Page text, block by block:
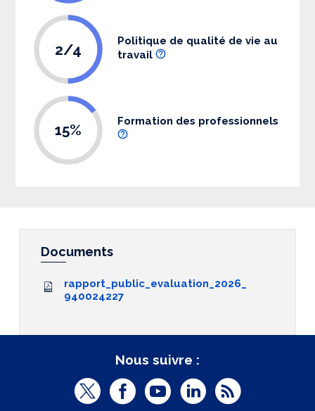
2/4
Politique de qualité de vie au
travail
15% Formation des professionnels
Documents
rapport_public_evaluation_2026_
940024227
Nous suivre :
T
F
Y
L
R